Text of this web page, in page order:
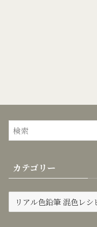
カテゴリー
テ